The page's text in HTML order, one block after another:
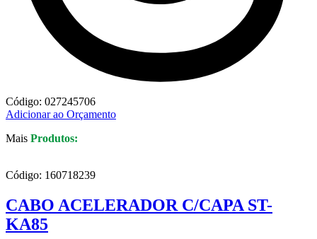
Código: 027245706
Adicionar ao Orçamento
Mais Produtos:
Código: 160718239
CABO ACELERADOR C/CAPA ST-
KA85